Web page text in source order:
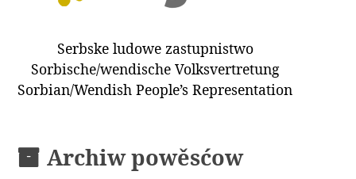
WÓTPÓSŁAŃCY
HUBĚRKI
Serbske ludowe zastupnistwo
Sorbische/wendische Volksvertretung
Sorbian/Wendish People’s Representation
Archiw powěsćow